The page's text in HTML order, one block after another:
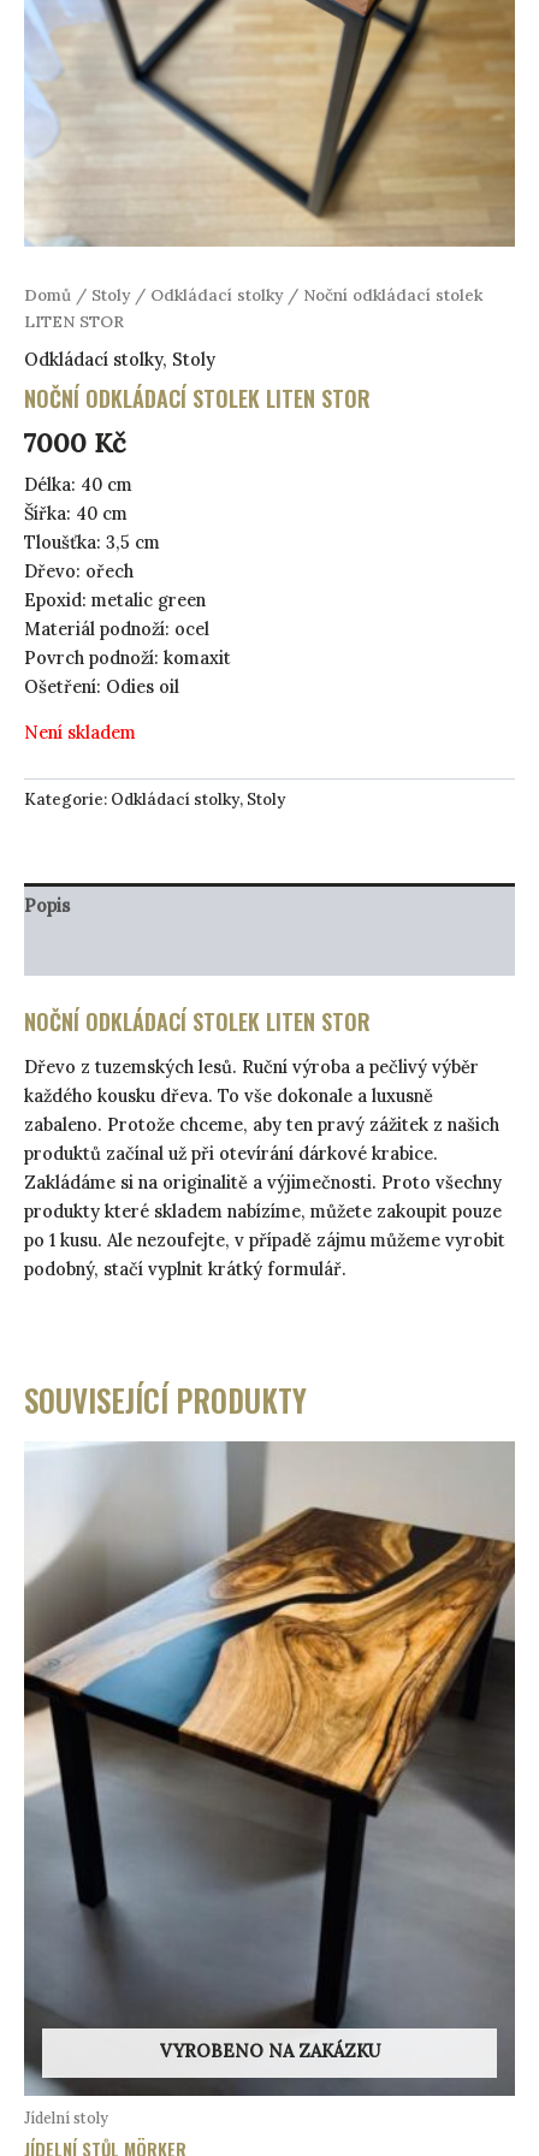
Domů / Stoly/ Odkládací stolky/ Noční odkládací stolek
LITEN STOR
Odkládací stolky, Stoly
NOČNÍ ODKLÁDACÍ STOLEK LITEN STOR
7000 Kč
Délka: 40 cm
Šířka: 40 cm
Tloušťka: 3,5 cm
Dřevo: ořech
Epoxid: metalic green
Materiál podnoží: ocel
Povrch podnoží: komaxit
Ošetření: Odies oil
Není skladem
Kategorie: Odkládací stolky, Stoly
Popis
NOČNÍ ODKLÁDACÍ STOLEK LITEN STOR
Dřevo z tuzemských lesů. Ruční výroba a pečlivý výběr
každého kousku dřeva. To vše dokonale a luxusně
zabaleno. Protože chceme, aby ten pravý zážitek z našich
produktů začínal už při otevírání dárkové krabice.
Zakládáme si na originalitě a výjimečnosti. Proto všechny
produkty které skladem nabízíme, můžete zakoupit pouze
po 1 kusu. Ale nezoufejte, v případě zájmu můžeme vyrobit
podobný, stačí vyplnit krátký formulář.
SOUVISEJÍCÍ PRODUKTY
VYROBENO NA ZAKÁZKU
Jídelní stoly
JÍDELNÍ STŮL MÖRKER